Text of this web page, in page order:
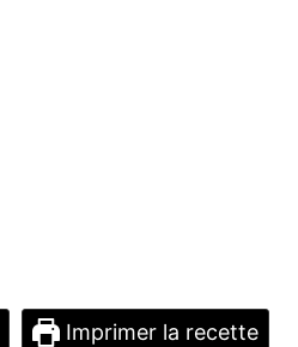
Imprimer la recette